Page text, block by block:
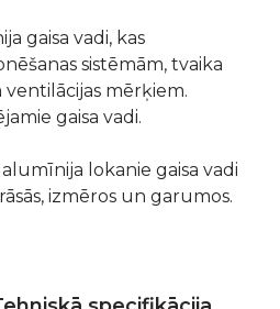
gaisa vadi, kas
sistēmām, tvaika
mērķiem.
gaisa vadi.
lokanie gaisa vadi
izmēros un garumos.